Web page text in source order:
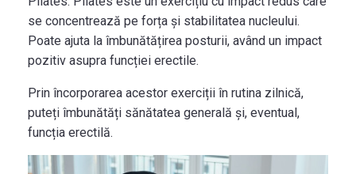
se concentrează pe forța și stabilitatea nucleului.
Poate ajuta la îmbunătățirea posturii, având un impact
pozitiv asupra funcției erectile.
Prin încorporarea acestor exerciții în rutina zilnică,
puteți îmbunătăți sănătatea generală și, eventual,
funcția erectilă.